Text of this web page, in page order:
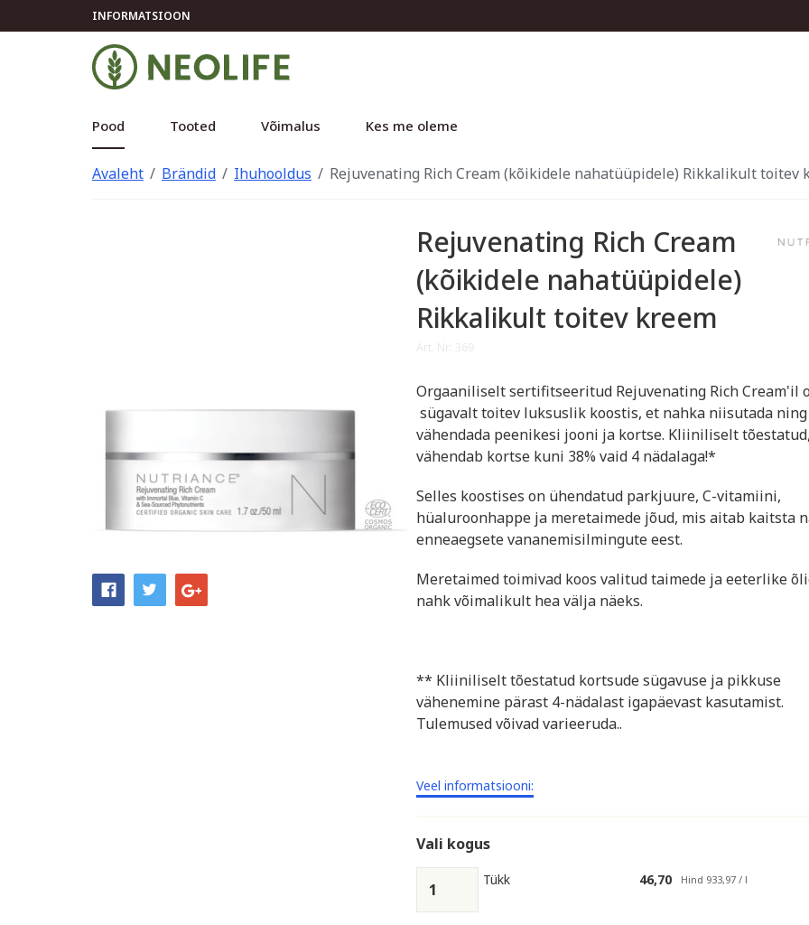
INFORMATSIOON
Pood Tooted Võimalus Kes me oleme
Avaleht Brändid Ihuhooldus Rejuvenating Rich Cream (kõikidele nahatüüpidele) Rikkalikult toitev
Rejuvenating Rich Cream
(kõikidele nahatüüpidele)
Rikkalikult toitev kreem
Orgaaniliselt sertifitseeritud Rejuvenating Rich Cream'il
sügavalt toitev luksuslik koostis, et nahka niisutada ning
vähendada peenikesi jooni ja kortse. Kliiniliselt
vähendab kortse kuni 38% vaid 4 nädalaga!*
Selles koostises on ühendatud parkjuure, C-vitamiini,
hüaluroonhappe ja meretaimede jõud, mis aitab kaitsta
enneaegsete vananemisilmingute eest.
Meretaimed toimivad koos valitud taimede ja eeterlike
nahk võimalikult hea välja näeks.
** Kliiniliselt tõestatud kortsude sügavuse ja pikkuse
vähenemine pärast 4-nädalast igapäevast kasutamist.
Tulemused võivad varieeruda..
Veel informatsiooni:
Vali kogus
Tükk 46,70 Hind 933,97 / l